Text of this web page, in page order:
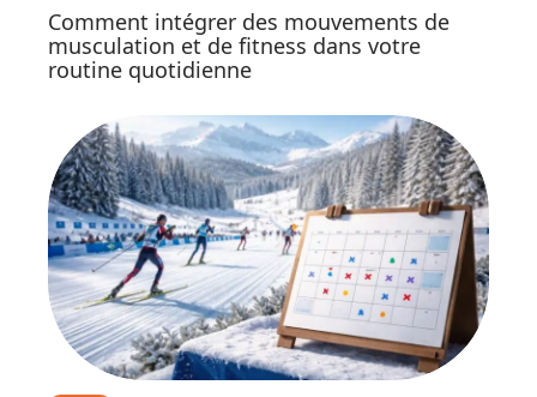
Comment intégrer des mouvements de
musculation et de fitness dans votre
routine quotidienne